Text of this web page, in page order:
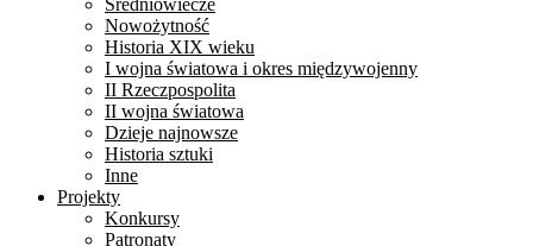
Średniowiecze
Nowożytność
Historia XIX wieku
I wojna światowa i okres międzywojenny
II Rzeczpospolita
II wojna światowa
Dzieje najnowsze
Historia sztuki
Inne
Projekty
Konkursy
Patronaty